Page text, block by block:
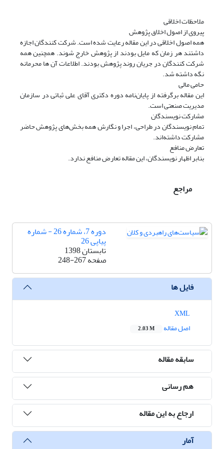
ملاحظات اخلاقی
پیروی از اصول اخلاق پژوهش
همه اصول اخلاقی در این مقاله رعایت شده است. شرکت کنندگان اجازه
داشتند هر زمان که مایل بودند از پژوهش خارج شوند. همچنین همه
شرکت کنندگان در جریان روند پژوهش بودند. اطلاعات آن ها محرمانه
نگه داشته شد.
حامی مالی
این مقاله برگرفته از پایان‌نامه دوره دکتری آقای علی ثباتی در سازمان
مدیریت صنعتی است.
مشارکت نویسندگان
تمام نویسندگان در طراحی، اجرا و نگارش همه بخش‌های پژوهش حاضر
مشارکت داشته‌اند.
تعارض منافع
بنابر اظهار نویسندگان، این مقاله تعارض منافع ندارد.
مراجع
دوره 7، شماره 26 - شماره
پیاپی 26
تابستان 1398
صفحه248-267
فایل ها
اصل مقاله
2.03 M
سابقه مقاله
هم رسانی
ارجاع به این مقاله
آمار